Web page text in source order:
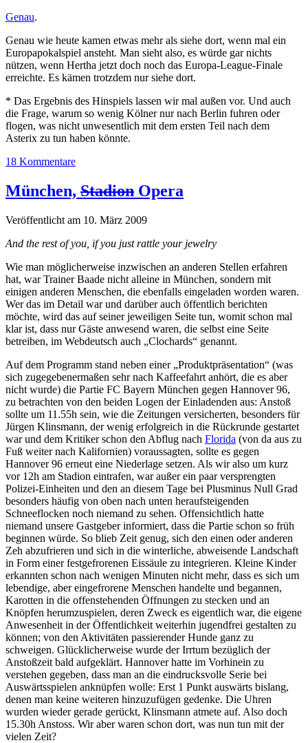
Genau.
Genau wie heute kamen etwas mehr als siehe dort, wenn mal ein
Europapokalspiel ansteht. Man sieht also, es würde gar nichts
nützen, wenn Hertha jetzt doch noch das Europa-League-Finale
erreichte. Es kämen trotzdem nur siehe dort.
* Das Ergebnis des Hinspiels lassen wir mal außen vor. Und auch
die Frage, warum so wenig Kölner nur nach Berlin fuhren oder
flogen, was nicht unwesentlich mit dem ersten Teil nach dem
Asterix zu tun haben könnte.
18 Kommentare
München, Stadion Opera
Veröffentlicht am 10. März 2009
And the rest of you, if you just rattle your jewelry
Wie man möglicherweise inzwischen an anderen Stellen erfahren
hat, war Trainer Baade nicht alleine in München, sondern mit
einigen anderen Menschen, die ebenfalls eingeladen worden waren.
Wer das im Detail war und darüber auch öffentlich berichten
möchte, wird das auf seiner jeweiligen Seite tun, womit schon mal
klar ist, dass nur Gäste anwesend waren, die selbst eine Seite
betreiben, im Webdeutsch auch „Clochards“ genannt.
Auf dem Programm stand neben einer „Produktpräsentation“ (was
sich zugegebenermaßen sehr nach Kaffeefahrt anhört, die es aber
nicht wurde) die Partie FC Bayern München gegen Hannover 96,
zu betrachten von den beiden Logen der Einladenden aus: Anstoß
sollte um 11.55h sein, wie die Zeitungen versicherten, besonders für
Jürgen Klinsmann, der wenig erfolgreich in die Rückrunde gestartet
war und dem Kritiker schon den Abflug nach Florida (von da aus zu
Fuß weiter nach Kalifornien) voraussagten, sollte es gegen
Hannover 96 erneut eine Niederlage setzen. Als wir also um kurz
vor 12h am Stadion eintrafen, war außer ein paar versprengten
Polizei-Einheiten und den an diesem Tage bei Plusminus Null Grad
besonders häufig von oben nach unten heraufsteigenden
Schneeflocken noch niemand zu sehen. Offensichtlich hatte
niemand unsere Gastgeber informiert, dass die Partie schon so früh
beginnen würde. So blieb Zeit genug, sich den einen oder anderen
Zeh abzufrieren und sich in die winterliche, abweisende Landschaft
in Form einer festgefrorenen Eissäule zu integrieren. Kleine Kinder
erkannten schon nach wenigen Minuten nicht mehr, dass es sich um
lebendige, aber eingefrorene Menschen handelte und begannen,
Karotten in die offenstehenden Öffnungen zu stecken und an
Knöpfen herumzuspielen, deren Zweck es eigentlich war, die eigene
Anwesenheit in der Öffentlichkeit weiterhin jugendfrei gestalten zu
können; von den Aktivitäten passierender Hunde ganz zu
schweigen. Glücklicherweise wurde der Irrtum bezüglich der
Anstoßzeit bald aufgeklärt. Hannover hatte im Vorhinein zu
verstehen gegeben, dass man an die eindrucksvolle Serie bei
Auswärtsspielen anknüpfen wolle: Erst 1 Punkt auswärts bislang,
denen man keine weiteren hinzuzufügen gedenke. Die Uhren
wurden wieder gerade gerückt, Klinsmann atmete auf. Also doch
15.30h Anstoss. Wir aber waren schon dort, was nun tun mit der
vielen Zeit?